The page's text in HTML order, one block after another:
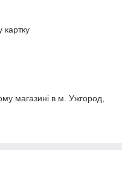
картку
магазині в м. Ужгород,